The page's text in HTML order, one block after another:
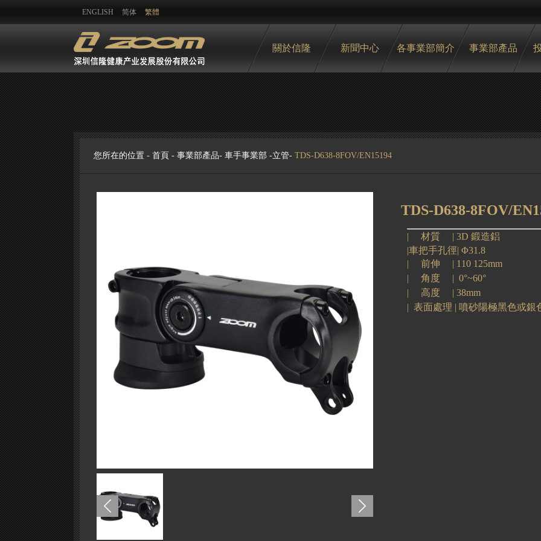
ENGLISH 简体 繁體
關於信隆 新聞中心 各事業部簡介 事業部產品
您所在的位置 - 首頁 - 事業部產品- 車手事業部 -立管- TDS-D638-8FOV/EN15194
TDS-D638-8FOV/
| 材質 | 3D 鍛造鋁
|車把手孔徑| Φ31.8
| 前伸
| 110 125mm
| 角度 | 0°~60°
| 高度 | 38mm
| 表面處理 | 噴砂陽極黑色或銀